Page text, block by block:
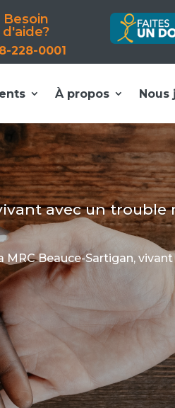
Besoin
d'aide?
228-0001
À propos Nous
avec un trouble
MRC Beauce-Sartigan,